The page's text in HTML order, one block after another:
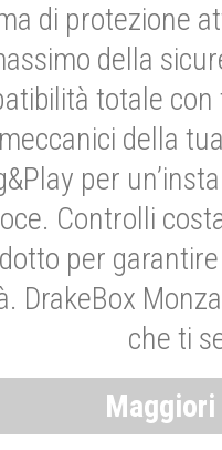
di protezione
della
totale
della
per
Controlli
per
DrakeBox
che ti